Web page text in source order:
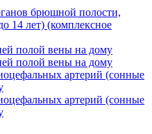
брюшной полости,
14 лет) (комплексное
полой вены на дому
полой вены на дому
артерий (сонные
артерий (сонные